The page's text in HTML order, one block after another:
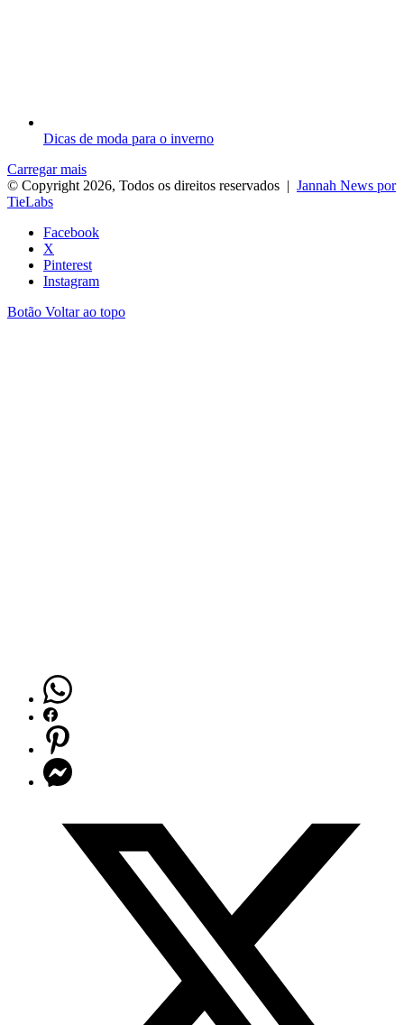
Dicas de moda para o inverno
Carregar mais
© Copyright 2026, Todos os direitos reservados | Jannah News por
TieLabs
Facebook
X
Pinterest
Instagram
Botão Voltar ao topo